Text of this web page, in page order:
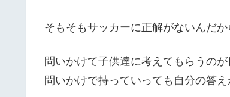
そもそもサッカーに正解がないんだか
問いかけて子供達に考えてもらうの
問いかけで持っていっても自分の答え